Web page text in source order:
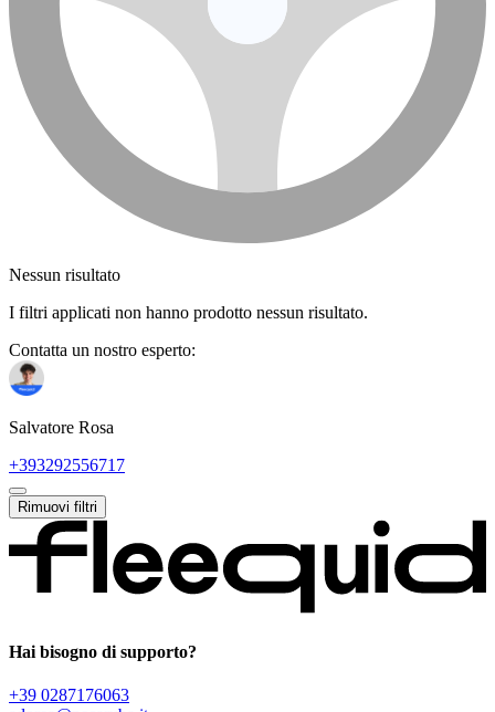
Nessun risultato
I filtri applicati non hanno prodotto nessun risultato.
Contatta un nostro esperto:
Salvatore Rosa
+393292556717
Rimuovi filtri
Hai bisogno di supporto?
+39 0287176063